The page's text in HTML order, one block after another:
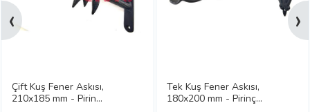
Çift Kuş Fener Askısı,
210x185 mm - Pirin...
Tek Kuş Fener Askısı,
180x200 mm - Pirinç...
‹ ›